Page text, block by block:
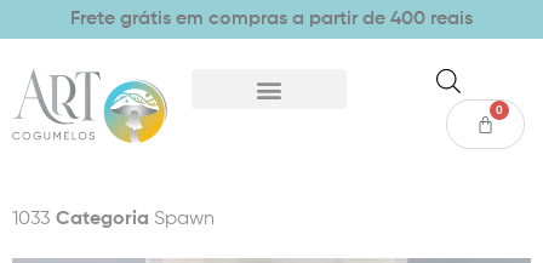
Frete grátis em compras a partir de 400 reais
0
1033 Categoria Spawn